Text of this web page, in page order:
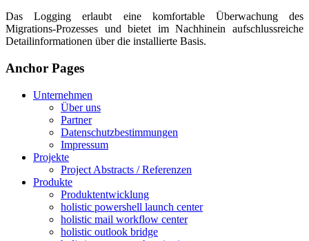
Das Logging erlaubt eine komfortable Überwachung des
Migrations-Prozesses und bietet im Nachhinein aufschlussreiche
Detailinformationen über die installierte Basis.
Anchor Pages
Unternehmen
Über uns
Partner
Datenschutzbestimmungen
Impressum
Projekte
Project Abstracts / Referenzen
Produkte
Produktentwicklung
holistic powershell launch center
holistic mail workflow center
holistic outlook bridge